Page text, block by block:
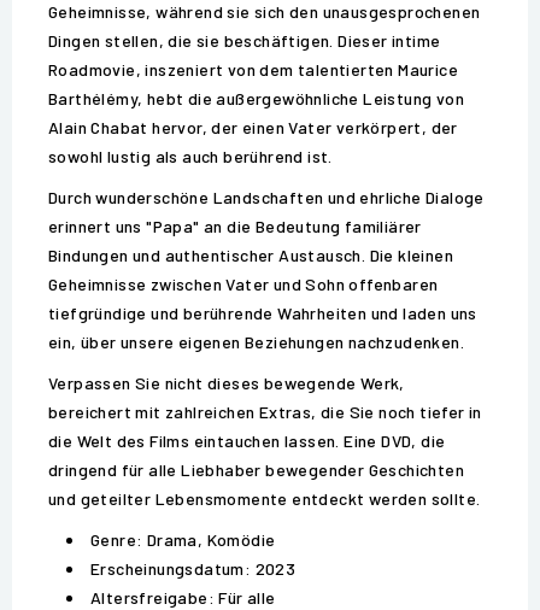
Geheimnisse, während sie sich den unausgesprochenen
Dingen stellen, die sie beschäftigen. Dieser intime
Roadmovie, inszeniert von dem talentierten Maurice
Barthélémy, hebt die außergewöhnliche Leistung von
Alain Chabat hervor, der einen Vater verkörpert, der
sowohl lustig als auch berührend ist.
Durch wunderschöne Landschaften und ehrliche Dialoge
erinnert uns "Papa" an die Bedeutung familiärer
Bindungen und authentischer Austausch. Die kleinen
Geheimnisse zwischen Vater und Sohn offenbaren
tiefgründige und berührende Wahrheiten und laden uns
ein, über unsere eigenen Beziehungen nachzudenken.
Verpassen Sie nicht dieses bewegende Werk,
bereichert mit zahlreichen Extras, die Sie noch tiefer in
die Welt des Films eintauchen lassen. Eine DVD, die
dringend für alle Liebhaber bewegender Geschichten
und geteilter Lebensmomente entdeckt werden sollte.
Genre: Drama, Komödie
Erscheinungsdatum: 2023
Altersfreigabe: Für alle